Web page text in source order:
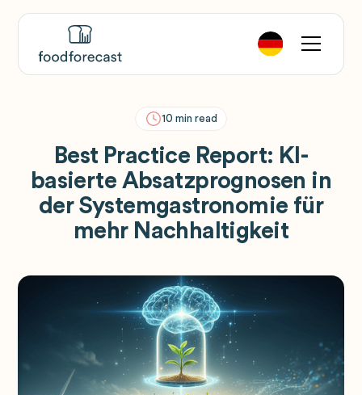
10 min read
Best Practice Report: KI-
basierte Absatzprognosen in
der Systemgastronomie für
mehr Nachhaltigkeit